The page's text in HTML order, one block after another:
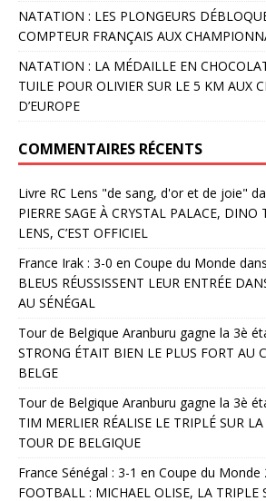
NATATION : LES PLONGEURS
COMPTEUR FRANÇAIS AUX
NATATION : LA MÉDAILLE EN
TUILE POUR OLIVIER SUR LE 5 KM AUX
D’EUROPE
COMMENTAIRES RÉCENTS
Livre RC Lens "de sang, d'or et de joie"
PIERRE SAGE À CRYSTAL PALACE,
LENS, C’EST OFFICIEL
France Irak : 3-0 en Coupe du Monde dans
BLEUS RÉUSSISSENT LEUR ENTRÉE
AU SÉNÉGAL
Tour de Belgique Aranburu gagne la 3è
STRONG ÉTAIT BIEN LE PLUS FORT AU
BELGE
Tour de Belgique Aranburu gagne la 3è
TIM MERLIER RÉALISE LE TRIPLÉ SUR
TOUR DE BELGIQUE
France Sénégal : 3-1 en Coupe du Monde
FOOTBALL : MICHAEL OLISE, LA TRIPLE